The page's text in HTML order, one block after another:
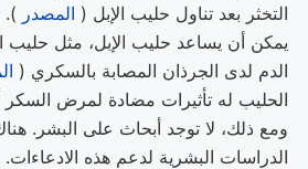
التخثر بعد تناول حليب الإبل ( المصدر ).
يمكن أن يساعد حليب الإبل، مثل حليب
الدم لدى الجرذان المصابة بالسكري (
الحليب له تأثيرات مضادة لمرض
ومع ذلك، لا توجد أبحاث على البشر.
الدراسات البشرية لدعم هذه الادعاءات.